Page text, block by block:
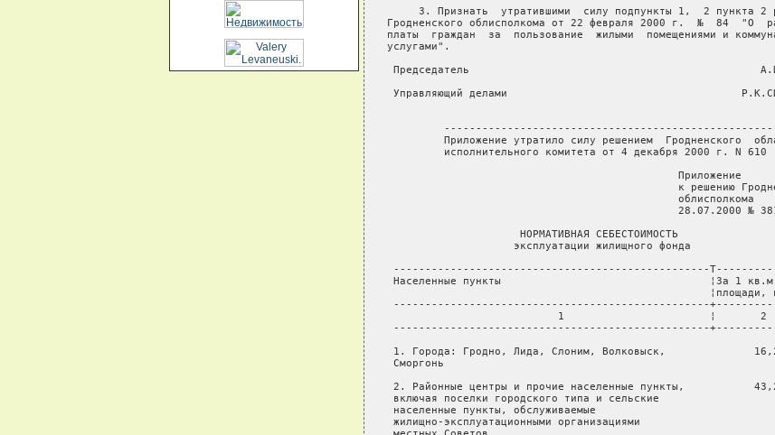
3. Признать  утратившими  силу подпункты 1,  2 пункта 2
Гродненского облисполкома от 22 февраля 2000 г.  №  84  "О
платы  граждан  за  пользование  жилыми  помещениями и
услугами".
Председатель
Управляющий делами
Приложение утратило силу решением  Гродненского
         исполнительного комитета от 4 декабря 2000 г. N 610
                                              Приложение
к решению
                                              облисполкома
28.07.2000 №
                     НОРМАТИВНАЯ СЕБЕСТОИМОСТЬ
                    эксплуатации жилищного фонда
--------------------------------------------------
Населенные пункты                                 ¦За 1 кв.м
¦площади,
--------------------------------------------------
                           1                       ¦       2
--------------------------------------------------
1. Города: Гродно, Лида, Слоним, Волковыск,
Сморгонь
2. Районные центры и прочие населенные пункты,
включая поселки городского типа и сельские
населенные пункты, обслуживаемые
жилищно-эксплуатационными организациями